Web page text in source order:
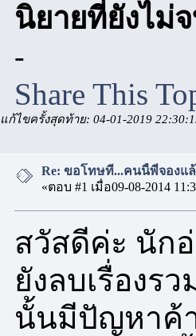
นิยายที่ยังไม่
-
Share This
แก้ไขครั้งสุดท้าย: 04-01-2019
Re: ขอโทษที...คนนี้พี่จองแล้
«ตอบ #1 เมื่อ09-08-2014
สวัสดีค่ะ นัก
ยังลบเรื่องร
นั้นมีปัญหาค้า